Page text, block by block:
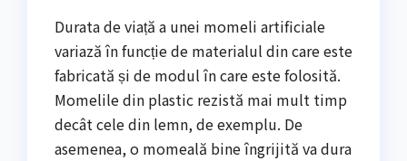
Durata de viață a unei momeli artificiale
variază în funcție de materialul din care este
fabricată și de modul în care este folosită.
Momelile din plastic rezistă mai mult timp
decât cele din lemn, de exemplu. De
asemenea, o momeală bine îngrijită va dura